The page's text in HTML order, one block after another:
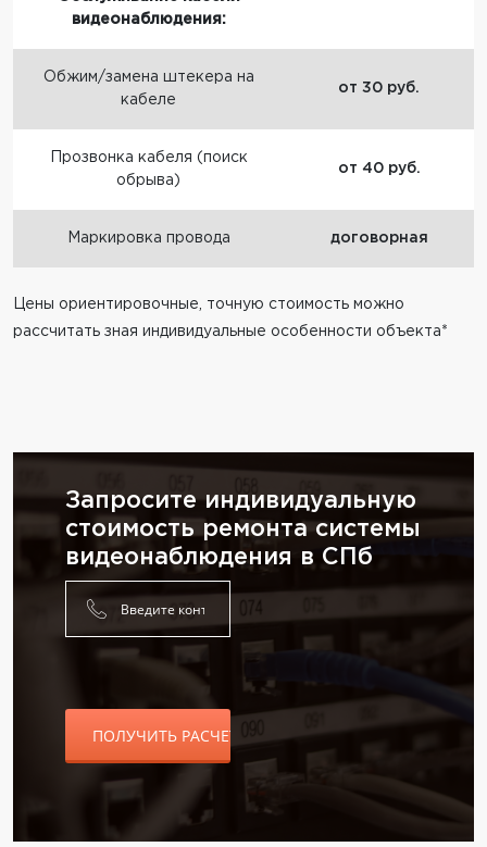
видеонаблюдения:
Обжим/замена штекера на
кабеле
от 30 руб.
Прозвонка кабеля (поиск
обрыва)
от 40 руб.
Маркировка провода договорная
Цены ориентировочные, точную стоимость можно
рассчитать зная индивидуальные особенности объекта*
Запросите индивидуальную
стоимость ремонта системы
видеонаблюдения в СПб